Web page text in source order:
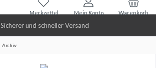
Sicherer und schneller Versand
Warenkorb
Merkzettel Mein Konto
Archiv